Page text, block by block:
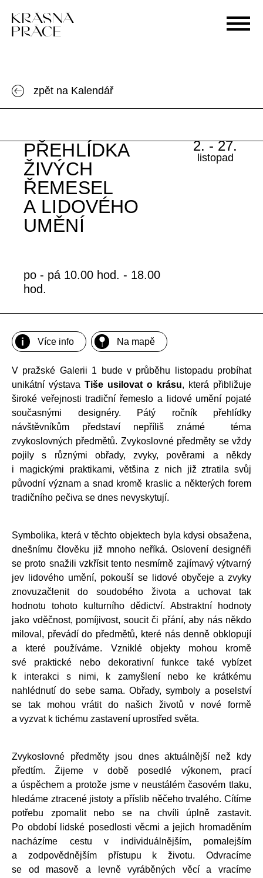
Přihlášení / Registrace
Tržiště
Komunita
Blog
Sbírka
Kontakt
zpět na Kalendář
2. - 27.
listopad
PŘEHLÍDKA
ŽIVÝCH
ŘEMESEL
A LIDOVÉHO
UMĚNÍ
po - pá 10.00 hod. - 18.00
hod.
Více info Na mapě
V pražské Galerii 1 bude v průběhu listopadu probíhat
unikátní výstava Tiše usilovat o krásu, která přibližuje
široké veřejnosti tradiční řemeslo a lidové umění pojaté
současnými designéry. Pátý ročník přehlídky
návštěvníkům představí nepříliš známé téma
zvykoslovných předmětů. Zvykoslovné předměty se vždy
pojily s různými obřady, zvyky, pověrami a někdy
i magickými praktikami, většina z nich již ztratila svůj
původní význam a snad kromě kraslic a některých forem
tradičního pečiva se dnes nevyskytují.
Symbolika, která v těchto objektech byla kdysi obsažena,
dnešnímu člověku již mnoho neříká. Oslovení designéři
se proto snažili vzkřísit tento nesmírně zajímavý výtvarný
jev lidového umění, pokouší se lidové obyčeje a zvyky
znovuzačlenit do soudobého života a uchovat tak
hodnotu tohoto kulturního dědictví. Abstraktní hodnoty
jako vděčnost, pomíjivost, soucit či přání, aby nás někdo
miloval, převádí do předmětů, které nás denně obklopují
a které používáme. Vzniklé objekty mohou kromě
své praktické nebo dekorativní funkce také vybízet
k interakci s nimi, k zamyšlení nebo ke krátkému
nahlédnutí do sebe sama. Obřady, symboly a poselství
se tak mohou vrátit do našich životů v nové formě
a vyzvat k tichému zastavení uprostřed světa.
Zvykoslovné předměty jsou dnes aktuálnější než kdy
předtím. Žijeme v době posedlé výkonem, prací
a úspěchem a protože jsme v neustálém časovém tlaku,
hledáme ztracené jistoty a příslib něčeho trvalého. Cítíme
potřebu zpomalit nebo se na chvíli úplně zastavit.
Po období lidské posedlosti věcmi a jejich hromaděním
nacházíme cestu v individuálnějším, pomalejším
a zodpovědnějším přístupu k životu. Odvracíme
se od masově a levně vyráběných věcí a vracíme